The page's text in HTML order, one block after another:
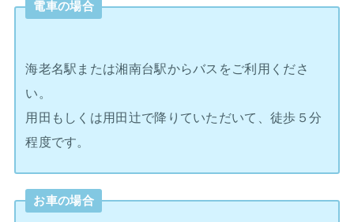
電車の場合
海老名駅または湘南台駅からバスをご利用くださ
い。
用田もしくは用田辻で降りていただいて、徒歩５分
程度です。
お車の場合